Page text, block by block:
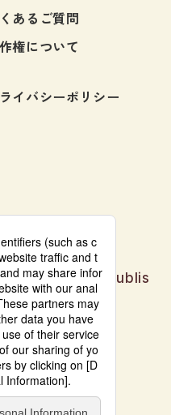
あるご質問
権について
イバシーポリシー
materials publis
Reserved.